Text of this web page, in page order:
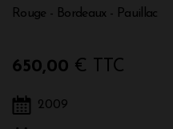
Rouge - Bordeaux - Pauillac
650,00 € TTC
2009